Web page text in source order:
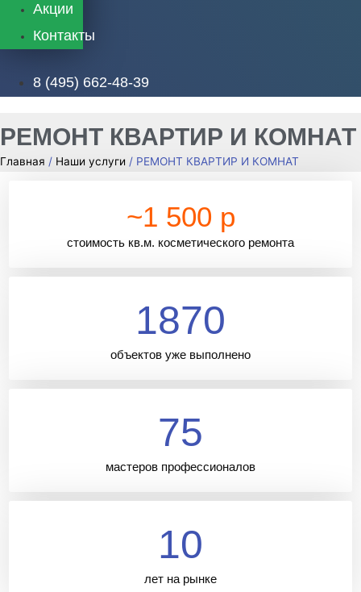
Акции
Контакты
8 (495) 662-48-39
РЕМОНТ КВАРТИР И КОМНАТ
Главная / Наши услуги / РЕМОНТ КВАРТИР И КОМНАТ
~1 500 р
стоимость кв.м. косметического ремонта
1870
объектов уже выполнено
75
мастеров профессионалов
10
лет на рынке